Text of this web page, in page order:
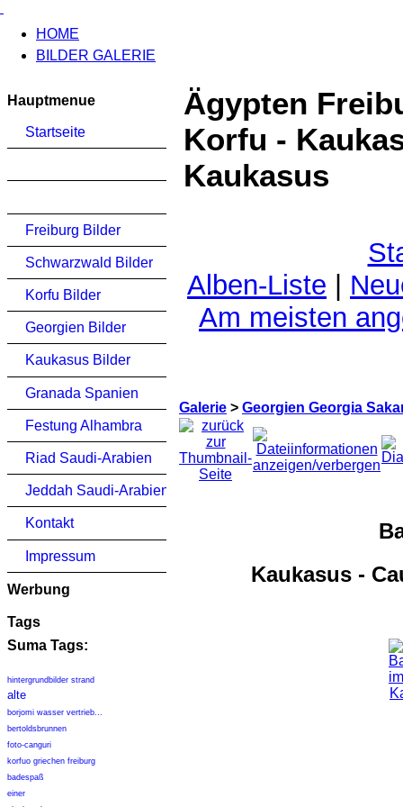
HOME
BILDER GALERIE
Hauptmenue
Startseite
Freiburg Bilder
Schwarzwald Bilder
Korfu Bilder
Georgien Bilder
Kaukasus Bilder
Granada Spanien
Festung Alhambra
Riad Saudi-Arabien
Jeddah Saudi-Arabien
Kontakt
Impressum
Werbung
Tags
Suma Tags:
hintergrundbilder strand
alte
borjomi wasser vertrieb...
bertoldsbrunnen
foto-canguri
korfuo griechen freiburg
badespaß
einer
Ägypten
Korfu -
Kaukasus
Alben-Liste
Am meisten
Galerie > Georgien Georgia
Kaukasus -